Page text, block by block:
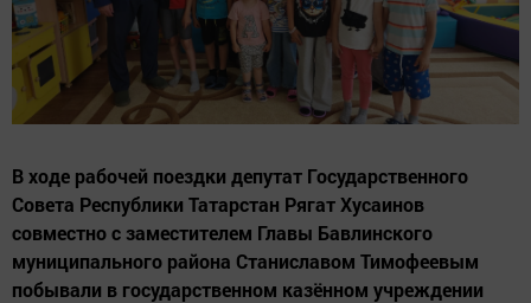
В ходе рабочей поездки депутат Государственного
Совета Республики Татарстан Рягат Хусаинов
совместно с заместителем Главы Бавлинского
муниципального района Станиславом Тимофеевым
побывали в государственном казённом учреждении